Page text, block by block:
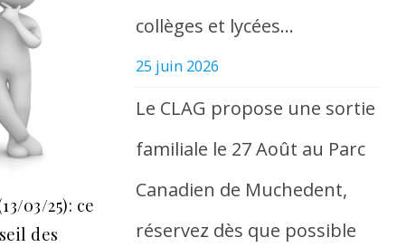
03/25): ce
des
collèges et lycées…
25 juin 2026
Le CLAG propose une sortie
familiale le 27 Août au Parc
Canadien de Muchedent,
réservez dès que possible